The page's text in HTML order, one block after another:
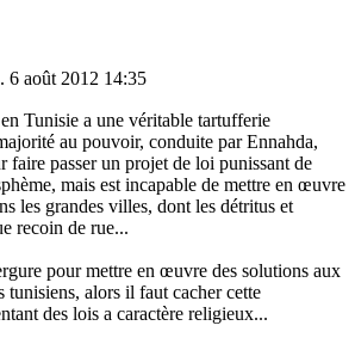
6 août 2012 14:35
Tunisie a une véritable tartufferie
au pouvoir, conduite par Ennahda,
faire passer un projet de loi punissant de
mais est incapable de mettre en œuvre
les grandes villes, dont les détritus et
recoin de rue...
pour mettre en œuvre des solutions aux
tunisiens, alors il faut cacher cette
des lois a caractère religieux...